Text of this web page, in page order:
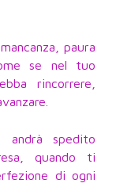
paura
se nel tuo
rincorrere,
andrà spedito
quando ti
di ogni